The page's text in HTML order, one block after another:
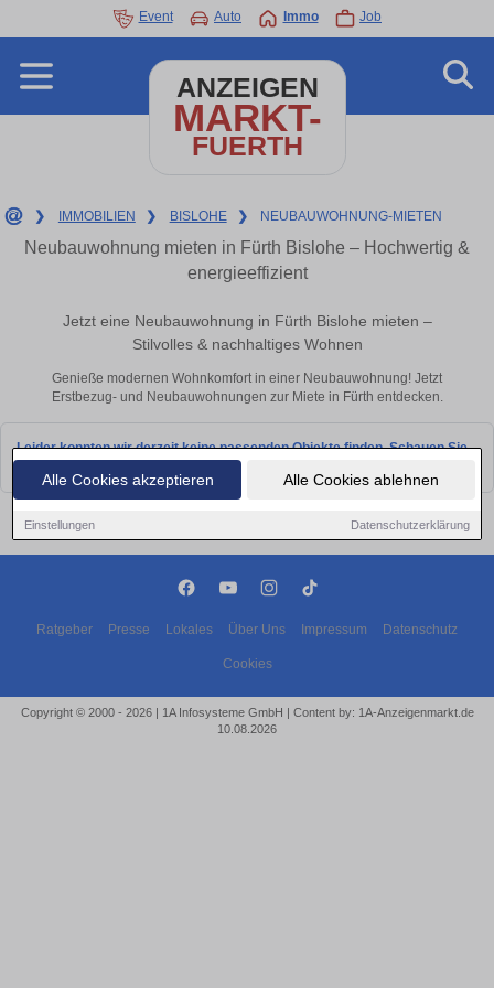
Alle Cookies akzeptieren Alle Cookies ablehnen
Einstellungen Datenschutzerklärung
Event Auto Immo Job
ANZEIGEN
MARKT-
FUERTH
❯ IMMOBILIEN ❯ BISLOHE ❯ NEUBAUWOHNUNG-MIETEN
Neubauwohnung mieten in Fürth Bislohe – Hochwertig &
energieeffizient
Jetzt eine Neubauwohnung in Fürth Bislohe mieten –
Stilvolles & nachhaltiges Wohnen
Genieße modernen Wohnkomfort in einer Neubauwohnung! Jetzt
Erstbezug- und Neubauwohnungen zur Miete in Fürth entdecken.
Leider konnten wir derzeit keine passenden Objekte finden. Schauen Sie
Ratgeber Presse Lokales Über Uns Impressum Datenschutz
Cookies
Copyright © 2000 - 2026 | 1A Infosysteme GmbH | Content by: 1A-Anzeigenmarkt.de
10.08.2026